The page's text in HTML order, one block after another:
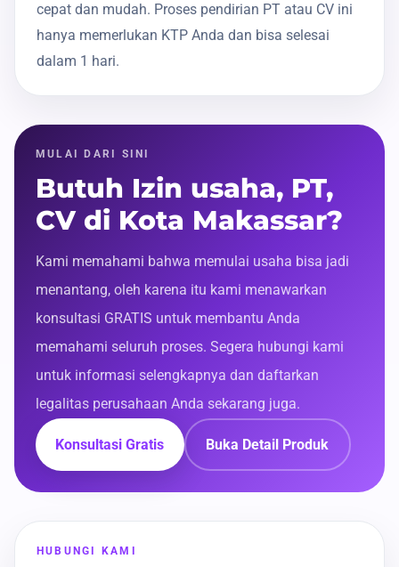
cepat dan mudah. Proses pendirian PT atau CV ini
hanya memerlukan KTP Anda dan bisa selesai
dalam 1 hari.
MULAI DARI SINI
Butuh Izin usaha, PT,
CV di Kota Makassar?
Kami memahami bahwa memulai usaha bisa jadi
menantang, oleh karena itu kami menawarkan
konsultasi GRATIS untuk membantu Anda
memahami seluruh proses. Segera hubungi kami
untuk informasi selengkapnya dan daftarkan
legalitas perusahaan Anda sekarang juga.
Konsultasi Gratis Buka Detail Produk
HUBUNGI KAMI